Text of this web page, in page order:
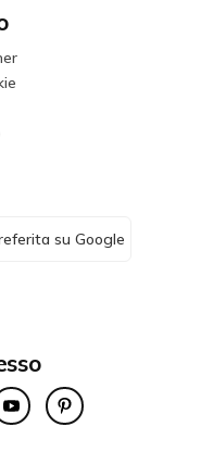
su Google